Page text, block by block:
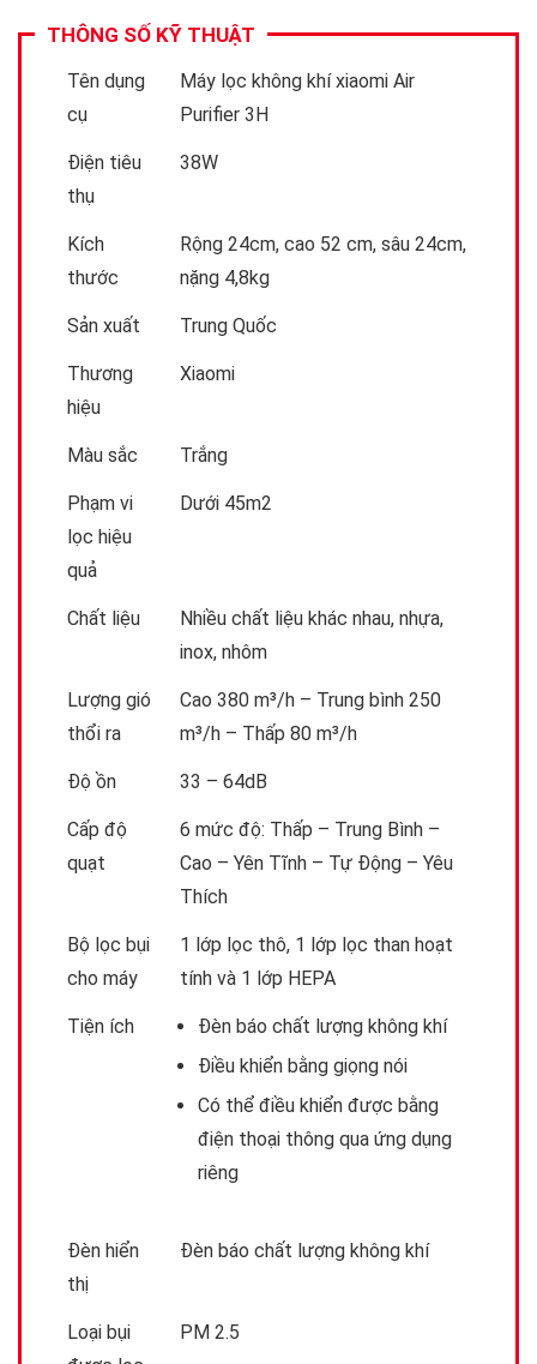
THÔNG SỐ KỸ THUẬT
Tên dụng
cụ
Máy lọc không khí xiaomi Air
Purifier 3H
Điện tiêu
thụ
38W
Kích
thước
Rộng 24cm, cao 52 cm, sâu 24cm,
nặng 4,8kg
Sản xuất Trung Quốc
Thương
hiệu
Xiaomi
Màu sắc Trắng
Phạm vi
lọc hiệu
quả
Dưới 45m2
Chất liệu
Nhiều chất liệu khác nhau, nhựa,
inox, nhôm
Lượng gió
thổi ra
Cao 380 m³/h – Trung bình 250
m³/h – Thấp 80 m³/h
Độ ồn 33 – 64dB
Cấp độ
quạt
6 mức độ: Thấp – Trung Bình –
Cao – Yên Tĩnh – Tự Động – Yêu
Thích
Bộ lọc bụi
cho máy
1 lớp lọc thô, 1 lớp lọc than hoạt
tính và 1 lớp HEPA
Tiện ích
Đèn báo chất lượng không khí
Điều khiển bằng giọng nói
Có thể điều khiển được bằng
điện thoại thông qua ứng dụng
riêng
Đèn hiển
thị
Đèn báo chất lượng không khí
Loại bụi
PM 2.5